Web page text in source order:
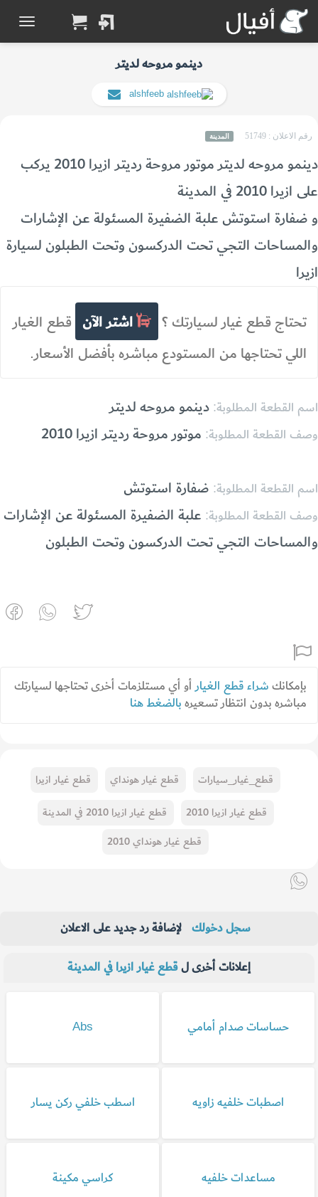
دينمو مروحه لديتر
alshfeeb
رقم الاعلان : 51749 المدينة
دينمو مروحه لديتر موتور مروحة رديتر ازيرا 2010 يركب
على ازيرا 2010 في المدينة
و ضفارة استوتش علبة الضفيرة المسئولة عن الإشارات
والمساحات التجي تحت الدركسون وتحت الطبلون لسيارة
ازيرا
تحتاج قطع غيار لسيارتك ؟
اشتر الآن قطع الغيار
اللي تحتاجها من المستودع مباشره بأفضل الأسعار.
اسم القطعة المطلوبة:دينمو مروحه لديتر
وصف القطعة المطلوبة: موتور مروحة رديتر ازيرا 2010
اسم القطعة المطلوبة: ضفارة استوتش
وصف القطعة المطلوبة: علبة الضفيرة المسئولة عن الإشارات
والمساحات التجي تحت الدركسون وتحت الطبلون
بإمكانكشراء قطع الغيارأو أي مستلزمات أخرى تحتاجها لسيارتك
مباشره بدون انتظار تسعيرهبالضغط هنا
قطع_غيار_سيارات قطع غيار هونداي
قطع غيار ازيرا
قطع غيار ازيرا 2010
قطع غيار ازيرا 2010 في المدينة
قطع غيار هونداي 2010
سجل دخولك لإضافة رد جديد على الاعلان
إعلانات أخرى لقطع غيار ازيرا في المدينة
حساسات صدام أمامي
اصطبات خلفيه زاويه
مساعدات خلفيه
Abs
اسطب خلفي ركن يسار
كراسي مكينة